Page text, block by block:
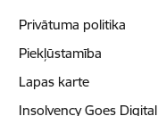
Privātuma politika
Piekļūstamība
Lapas karte
Insolvency Goes Digital